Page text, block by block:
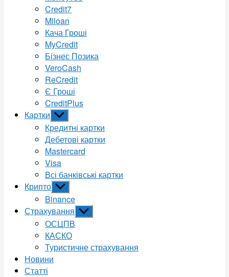
Credit7
Miloan
Кача Гроші
MyCredit
Бізнес Позика
VeroCash
ReCredit
Є Гроші
CreditPlus
Картки Показати
підменю
Кредитні картки
Дебетові картки
Mastercard
Visa
Всі банківські картки
Крипто Показати
підменю
Binance
Страхування Показати
підменю
ОСЦПВ
КАСКО
Туристичне страхування
Новини
Статті